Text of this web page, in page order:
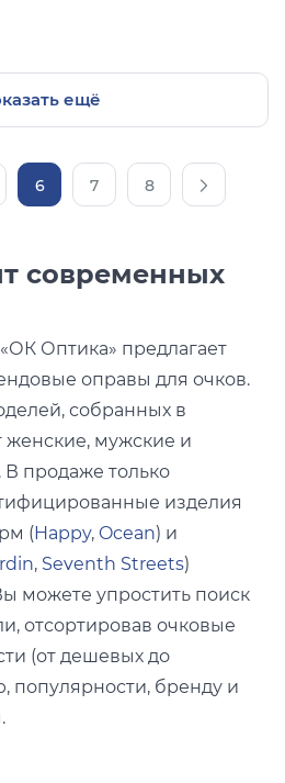
ещё
6 7 8
современных
Оптика» предлагает
оправы для очков.
собранных в
женские, мужские и
продаже только
изделия
(Happy, Ocean) и
, Seventh Streets)
можете упростить поиск
отсортировав очковые
(от дешевых до
популярности, бренду и